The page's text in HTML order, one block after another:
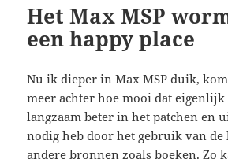
Het Max MSP
een happy place
Nu ik dieper in Max MSP duik,
meer achter hoe mooi dat
langzaam beter in het patchen en
nodig heb door het gebruik van de
andere bronnen zoals boeken. Zo